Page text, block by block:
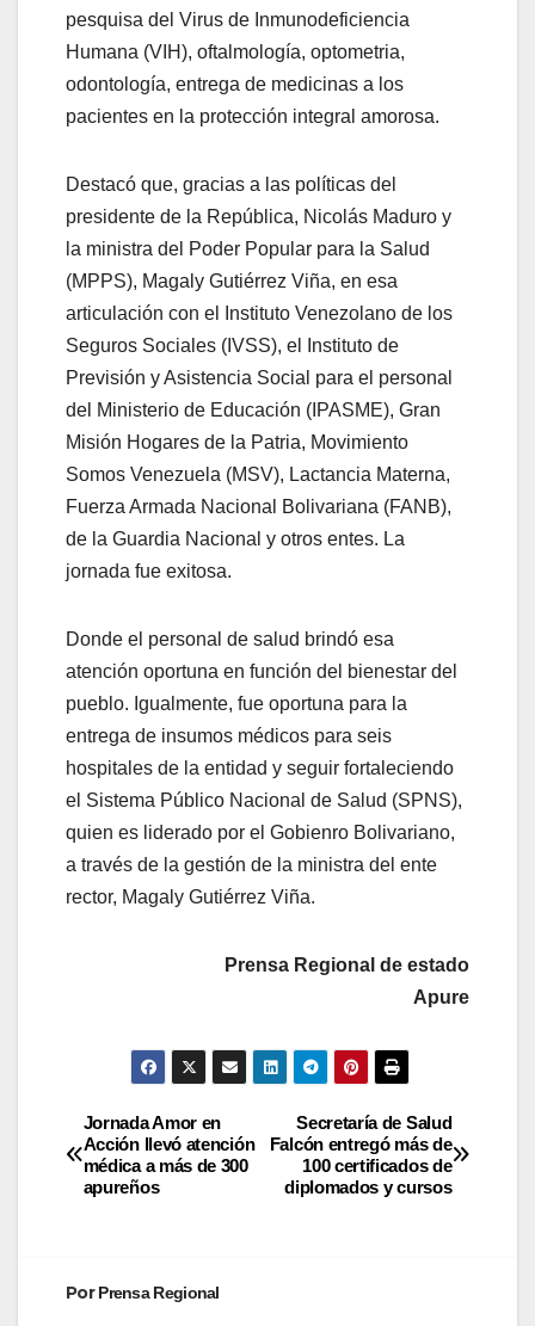
pesquisa del Virus de Inmunodeficiencia
Humana (VIH), oftalmología, optometria,
odontología, entrega de medicinas a los
pacientes en la protección integral amorosa.
Destacó que, gracias a las políticas del
presidente de la República, Nicolás Maduro y
la ministra del Poder Popular para la Salud
(MPPS), Magaly Gutiérrez Viña, en esa
articulación con el Instituto Venezolano de los
Seguros Sociales (IVSS), el Instituto de
Previsión y Asistencia Social para el personal
del Ministerio de Educación (IPASME), Gran
Misión Hogares de la Patria, Movimiento
Somos Venezuela (MSV), Lactancia Materna,
Fuerza Armada Nacional Bolivariana (FANB),
de la Guardia Nacional y otros entes. La
jornada fue exitosa.
Donde el personal de salud brindó esa
atención oportuna en función del bienestar del
pueblo. Igualmente, fue oportuna para la
entrega de insumos médicos para seis
hospitales de la entidad y seguir fortaleciendo
el Sistema Público Nacional de Salud (SPNS),
quien es liderado por el Gobienro Bolivariano,
a través de la gestión de la ministra del ente
rector, Magaly Gutiérrez Viña.
Prensa Regional de estado
Apure
Secretaría de Salud
Falcón entregó más de
100 certificados de
diplomados y cursos
Jornada Amor en
Acción llevó atención
médica a más de 300
apureños
PorPrensa Regional